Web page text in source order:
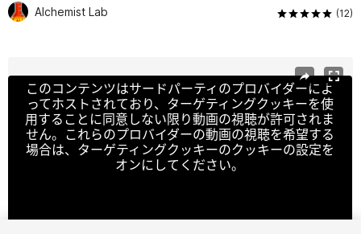
Alchemist Lab (12)
このコンテンツはサードパーティのプロバイダーによ
ってホストされており、ターゲティングクッキーを使
用することに同意しない限り動画の視聴が許可されま
せん。これらのプロバイダーの動画の視聴を希望する
場合は、ターゲティングクッキーのクッキーの設定を
オンにしてください。